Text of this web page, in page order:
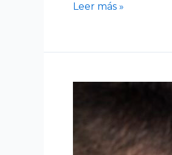
Leer más »
Implantología
sonrisas
renovadas